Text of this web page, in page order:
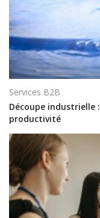
Services B2B
Découpe
productivité